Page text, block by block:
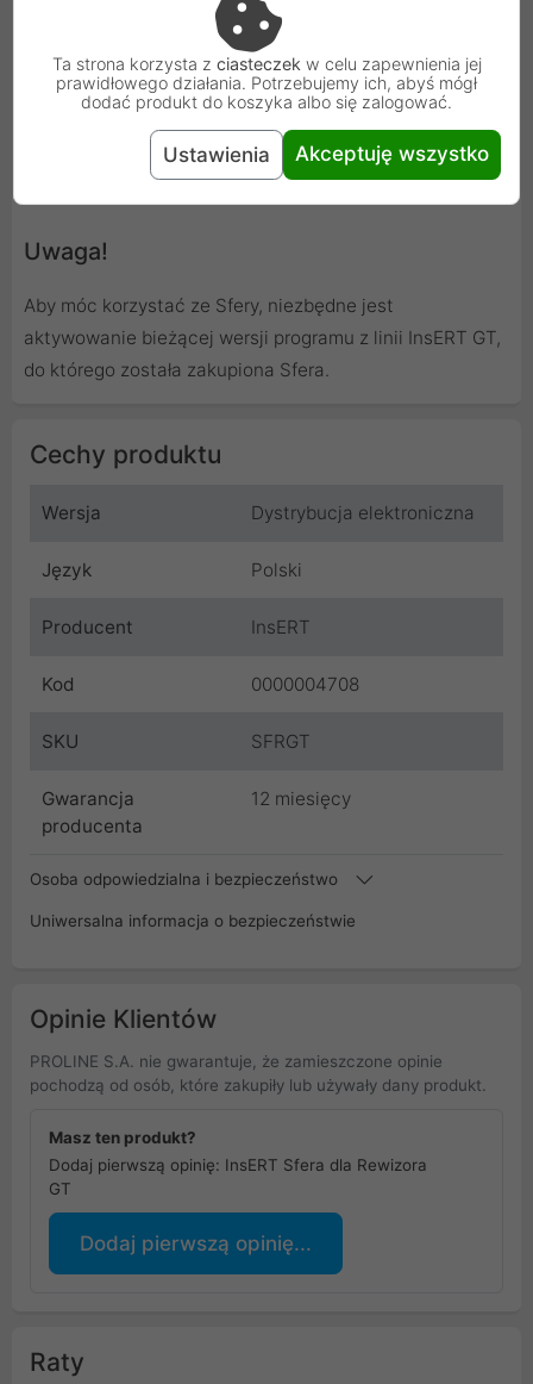
Uwaga!
Aby móc korzystać ze Sfery, niezbędne jest
aktywowanie bieżącej wersji programu z linii InsERT GT,
do którego została zakupiona Sfera.
Cechy produktu
Wersja Dystrybucja elektroniczna
Język Polski
Producent InsERT
Kod 0000004708
SKU SFRGT
Gwarancja
producenta
12 miesięcy
Osoba odpowiedzialna i bezpieczeństwo
Uniwersalna informacja o bezpieczeństwie
Opinie Klientów
PROLINE S.A. nie gwarantuje, że zamieszczone opinie
pochodzą od osób, które zakupiły lub używały dany produkt.
Masz ten produkt?
Dodaj pierwszą opinię: InsERT Sfera dla Rewizora
GT
Dodaj pierwszą opinię...
Raty
Ta strona korzysta z ciasteczek w celu zapewnienia jej
prawidłowego działania. Potrzebujemy ich, abyś mógł
dodać produkt do koszyka albo się zalogować.
Ustawienia Akceptuję wszystko